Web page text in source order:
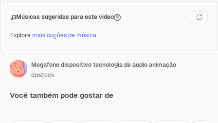
Músicas sugeridas para este vídeo
Explore mais opções de música
Megafone dispositivo tecnologia de áudio animação
djvstock
Você também pode gostar de